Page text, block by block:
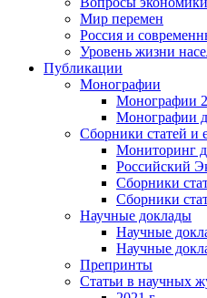
Мир перемен
Россия и
Уровень жизни
Публикации
Монографии
Монографии
Монографии
Сборники статей и
Мониторинг
Российский
Сборники
Сборники
Научные доклады
Научные
Научные
Препринты
Статьи в научных